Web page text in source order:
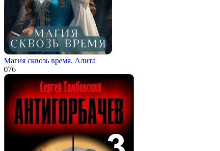
Магия сквозь время. Алита
076